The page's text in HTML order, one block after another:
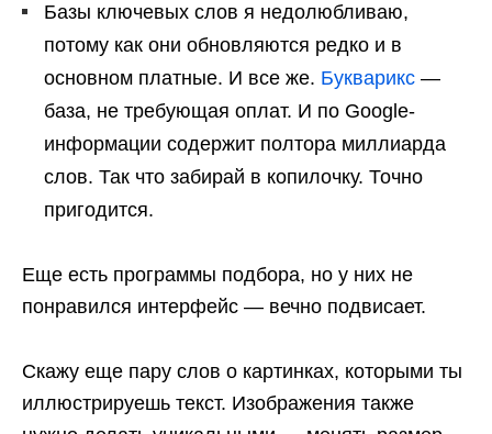
Базы ключевых слов я недолюбливаю,
потому как они обновляются редко и в
основном платные. И все же. Букварикс —
база, не требующая оплат. И по Google-
информации содержит полтора миллиарда
слов. Так что забирай в копилочку. Точно
пригодится.
Еще есть программы подбора, но у них не
понравился интерфейс — вечно подвисает.
Скажу еще пару слов о картинках, которыми ты
иллюстрируешь текст. Изображения также